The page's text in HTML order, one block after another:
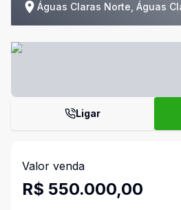
Águas Claras Norte, Águas
Ligar
Valor venda
R$ 550.000,00